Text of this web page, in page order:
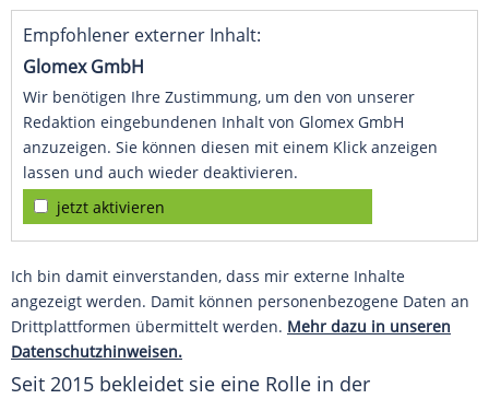
Empfohlener externer Inhalt:
Glomex GmbH
Wir benötigen Ihre Zustimmung, um den von unserer
Redaktion eingebundenen Inhalt von Glomex GmbH
anzuzeigen. Sie können diesen mit einem Klick anzeigen
lassen und auch wieder deaktivieren.
jetzt aktivieren
Ich bin damit einverstanden, dass mir externe Inhalte
angezeigt werden. Damit können personenbezogene Daten an
Drittplattformen übermittelt werden. Mehr dazu in unseren
Datenschutzhinweisen.
Seit 2015 bekleidet sie eine Rolle in der